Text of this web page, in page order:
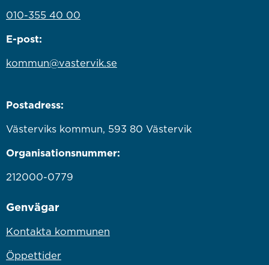
010-355 40 00
E-post:
kommun@vastervik.se
Postadress:
Västerviks kommun, 593 80 Västervik
Organisationsnummer:
212000-0779
Genvägar
Kontakta kommunen
Öppettider